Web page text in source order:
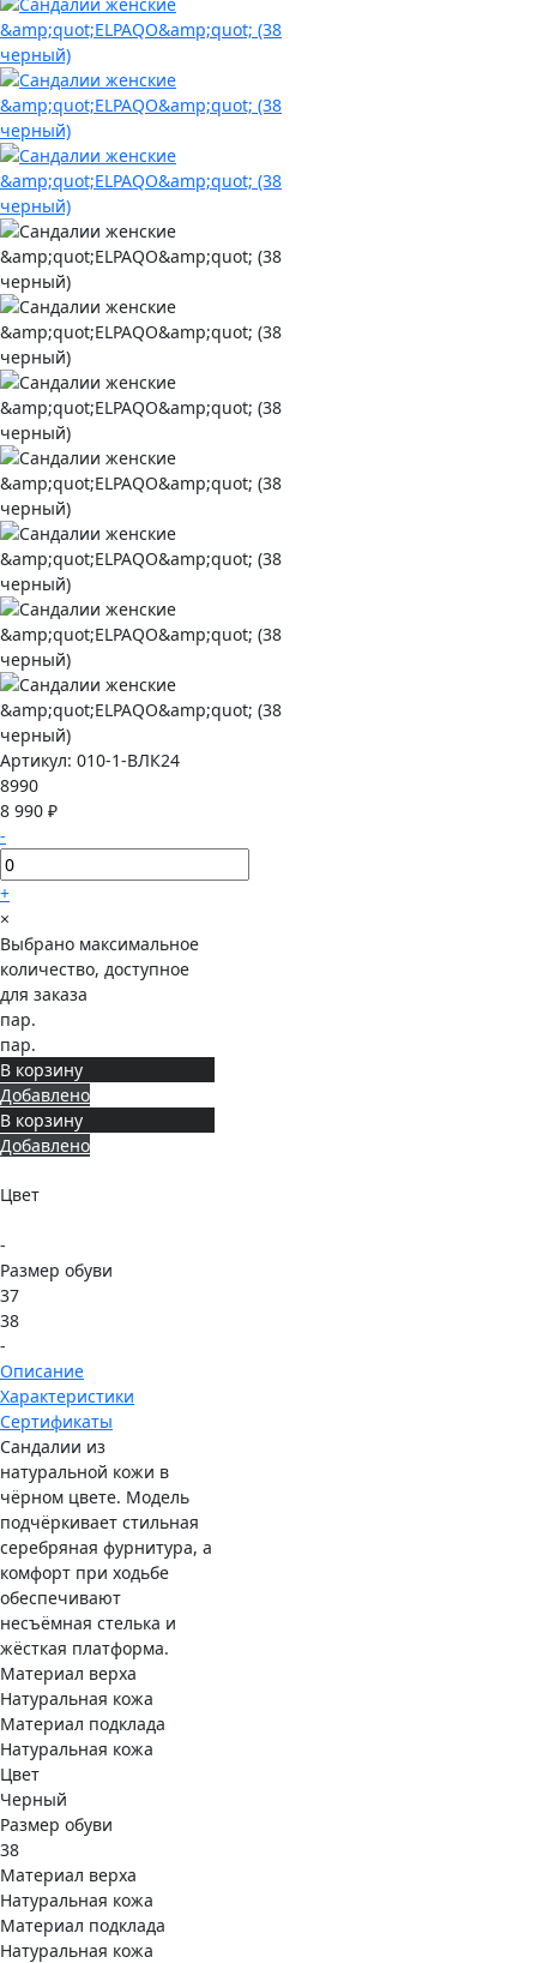
Артикул: 010-1-ВЛК24
8990
8 990 ₽
-
+
×
Выбрано максимальное
количество, доступное
для заказа
пар.
пар.
В корзину
Добавлено
В корзину
Добавлено
Цвет
-
Размер обуви
37
38
-
Описание
Характеристики
Сертификаты
Сандалии из
натуральной кожи в
чёрном цвете. Модель
подчёркивает стильная
серебряная фурнитура, а
комфорт при ходьбе
обеспечивают
несъёмная стелька и
жёсткая платформа.
Материал верха
Натуральная кожа
Материал подклада
Натуральная кожа
Цвет
Черный
Размер обуви
38
Материал верха
Натуральная кожа
Материал подклада
Натуральная кожа